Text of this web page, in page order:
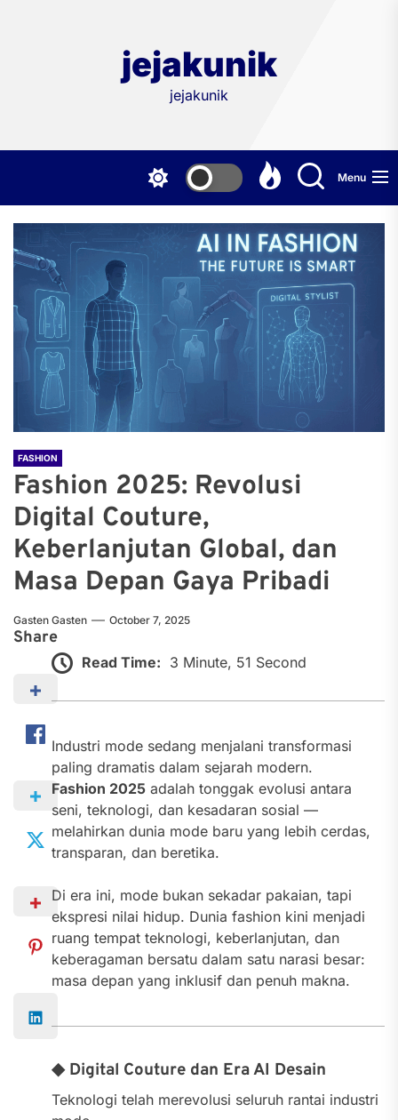
jejakunik
jejakunik
Menu
FASHION
Fashion 2025: Revolusi
Digital Couture,
Keberlanjutan Global, dan
Masa Depan Gaya Pribadi
Gasten Gasten October 7, 2025
Share
Read Time: 3 Minute, 51 Second
Industri mode sedang menjalani transformasi
paling dramatis dalam sejarah modern.
Fashion 2025adalah tonggak evolusi antara
seni, teknologi, dan kesadaran sosial —
melahirkan dunia mode baru yang lebih cerdas,
transparan, dan beretika.
Di era ini, mode bukan sekadar pakaian, tapi
ekspresi nilai hidup. Dunia fashion kini menjadi
ruang tempat teknologi, keberlanjutan, dan
keberagaman bersatu dalam satu narasi besar:
masa depan yang inklusif dan penuh makna.
◆ Digital Couture dan Era AI Desain
Teknologi telah merevolusi seluruh rantai industri